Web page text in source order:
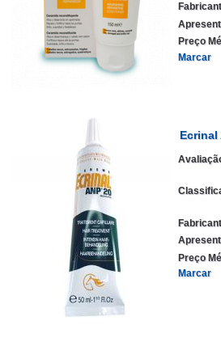
Preço
Marcar
Ecrinal
Preço
Marcar